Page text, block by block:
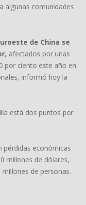
algunas comunidades
de China se
afectados por unas
por ciento este año en
informó hoy la
está dos puntos por
pérdidas económicas
millones de dólares,
de personas.